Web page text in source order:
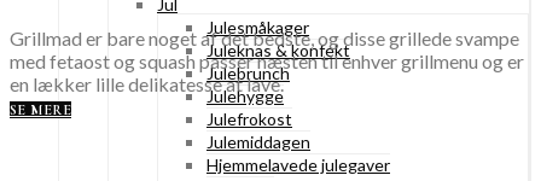
Jul
Julesmåkager
Juleknas & konfekt
Julebrunch
Julehygge
Julefrokost
Julemiddagen
Hjemmelavede julegaver
Grillmad er bare noget af det bedste, og disse grillede svampe
med fetaost og squash passer næsten til enhver grillmenu og er
en lækker lille delikatesse at lave.
SE MERE